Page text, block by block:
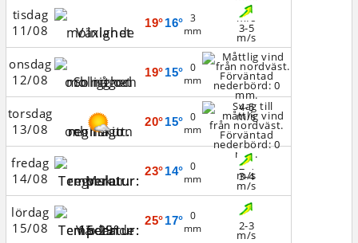
tisdag
11/08
onsdag
12/08
torsdag
13/08
fredag
14/08
lördag
15/08
19°
19°
20°
23°
25°
16°
15°
15°
14°
17°
3
mm
0
mm
0
mm
0
mm
0
mm
4-8
m/s
3-5
m/s
4-5
m/s
2-4
m/s
3-4
m/s
2-3
m/s